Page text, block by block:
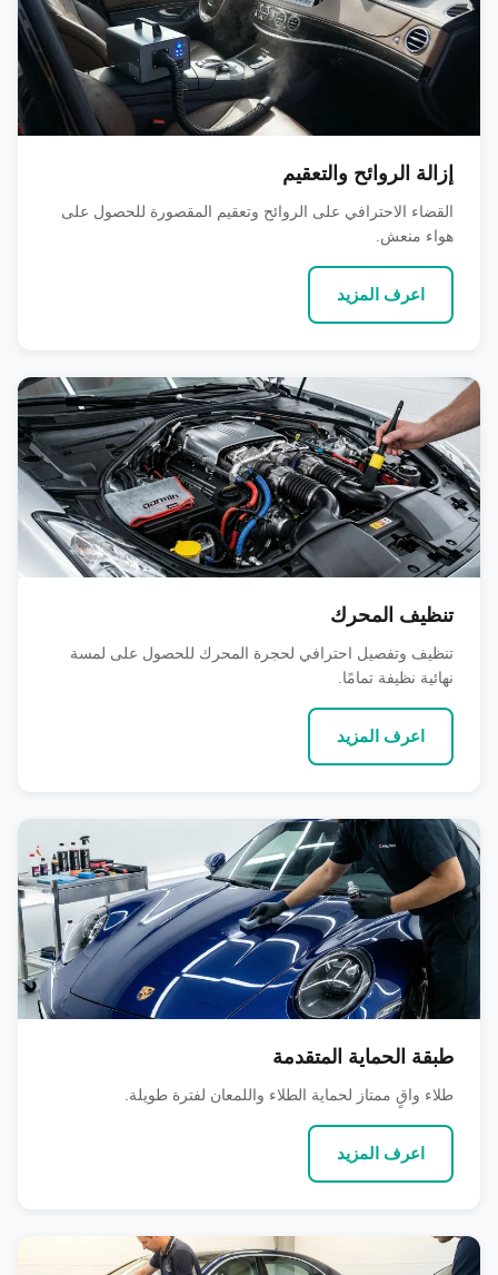
إزالة الروائح والتعقيم
القضاء الاحترافي على الروائح وتعقيم المقصورة للحصول على
هواء منعش.
اعرف المزيد
تنظيف المحرك
تنظيف وتفصيل احترافي لحجرة المحرك للحصول على لمسة
نهائية نظيفة تمامًا.
اعرف المزيد
طبقة الحماية المتقدمة
طلاء واقٍ ممتاز لحماية الطلاء واللمعان لفترة طويلة.
اعرف المزيد